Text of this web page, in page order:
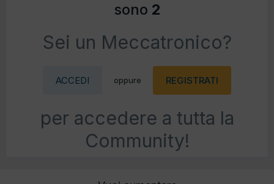
sono 2
Sei un Meccatronico?
ACCEDI oppure REGISTRATI
per accedere a tutta la
Community!